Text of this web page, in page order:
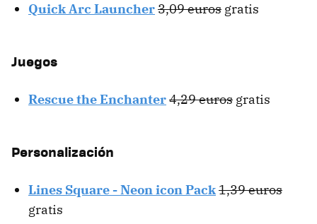
Quick Arc Launcher3,09 euros gratis
Juegos
Rescue the Enchanter4,29 euros gratis
Personalización
Lines Square - Neon icon Pack1,39 euros
gratis